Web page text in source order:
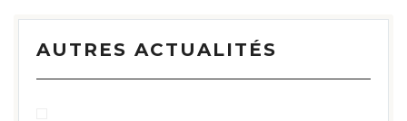
AUTRES ACTUALITÉS